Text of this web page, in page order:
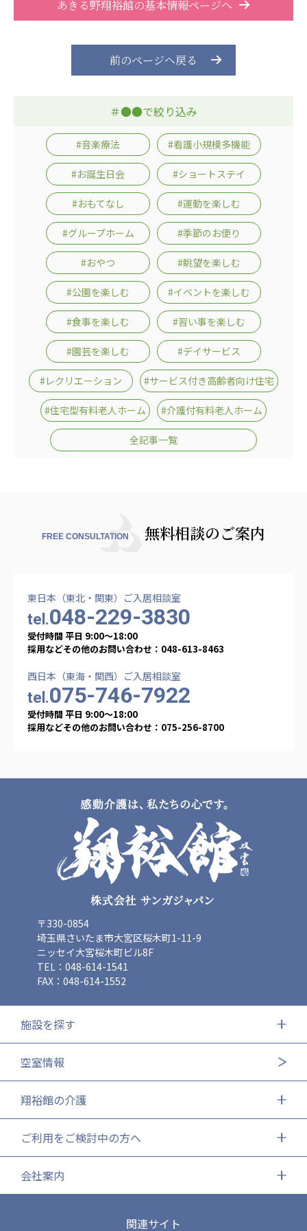
あきる野翔裕館の基本情報ページへ
前のページへ戻る
＃●●で絞り込み
#音楽療法 #看護小規模多機能
#お誕生日会 #ショートステイ
#おもてなし #運動を楽しむ
#グループホーム #季節のお便り
#おやつ #眺望を楽しむ
#公園を楽しむ #イベントを楽しむ
#食事を楽しむ #習い事を楽しむ
#園芸を楽しむ #デイサービス
#レクリエーション #サービス付き高齢者向け住宅
#住宅型有料老人ホーム #介護付有料老人ホーム
全記事一覧
FREE CONSULTATION 無料相談のご案内
東日本（東北・関東）ご入居相談室
tel.048-229-3830
受付時間 平日 9:00〜18:00
採用などその他のお問い合わせ：048-613-8463
西日本（東海・関西）ご入居相談室
tel.075-746-7922
受付時間 平日 9:00〜18:00
採用などその他のお問い合わせ：075-256-8700
〒330-0854
埼玉県さいたま市大宮区桜木町1-11-9
ニッセイ大宮桜木町ビル8F
TEL：048-614-1541
FAX：048-614-1552
施設を探す
空室情報
翔裕館の介護
ご利用をご検討中の方へ
会社案内
関連サイト